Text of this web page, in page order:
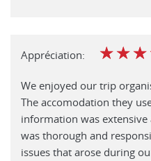
Appréciation: ☆☆☆
We enjoyed our trip
The accomodation they
information was
was thorough and
issues that arose during